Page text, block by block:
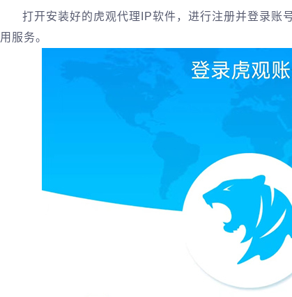
打开安装好的虎观代理IP软件，进行注册并登录账
用服务‌。